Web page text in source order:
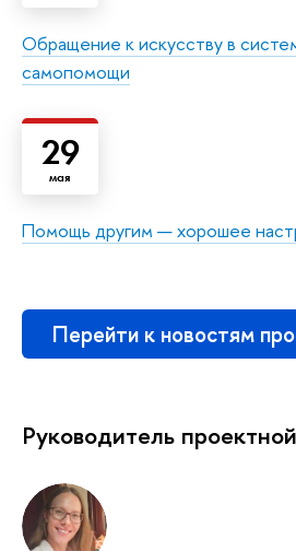
Обращение к искусству в
самопомощи
29
мая
Помощь другим — хорошее
Перейти к новостям
Руководитель